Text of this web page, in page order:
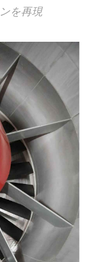
を再現